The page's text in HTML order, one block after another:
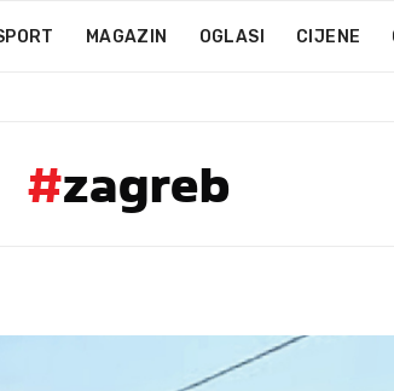
MAGAZIN OGLASI CIJENE
#zagreb